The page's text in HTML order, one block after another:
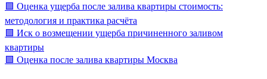
🟩 Оценка ущерба после залива квартиры стоимость:
методология и практика расчёта
🟩 Иск о возмещении ущерба причиненного заливом
квартиры
🟩 Оценка после залива квартиры Москва